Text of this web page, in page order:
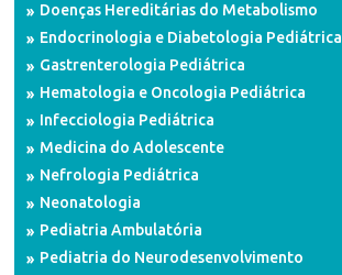
Doenças Hereditárias do Metabolismo
Endocrinologia e Diabetologia Pediátrica
Gastrenterologia Pediátrica
Hematologia e Oncologia Pediátrica
Infecciologia Pediátrica
Medicina do Adolescente
Nefrologia Pediátrica
Neonatologia
Pediatria Ambulatória
Pediatria do Neurodesenvolvimento